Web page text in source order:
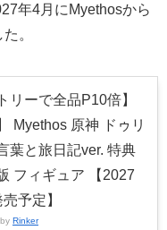
年4月にMyethosから
。
リーで全品P10倍】
Myethos 原神 ドゥリ
葉と旅日記ver. 特典
フィギュア 【2027
予定】
Rinker